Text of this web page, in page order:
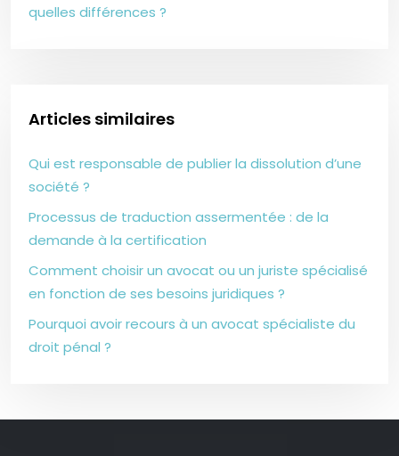
quelles différences ?
Articles similaires
Qui est responsable de publier la dissolution d’une
société ?
Processus de traduction assermentée : de la
demande à la certification
Comment choisir un avocat ou un juriste spécialisé
en fonction de ses besoins juridiques ?
Pourquoi avoir recours à un avocat spécialiste du
droit pénal ?